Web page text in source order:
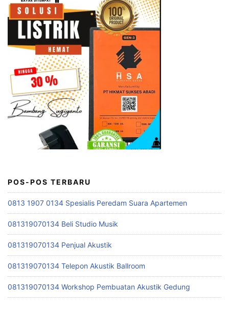
POS-POS TERBARU
0813 1907 0134 Spesialis Peredam Suara Apartemen
081319070134 Beli Studio Musik
081319070134 Penjual Akustik
081319070134 Telepon Akustik Ballroom
081319070134 Workshop Pembuatan Akustik Gedung